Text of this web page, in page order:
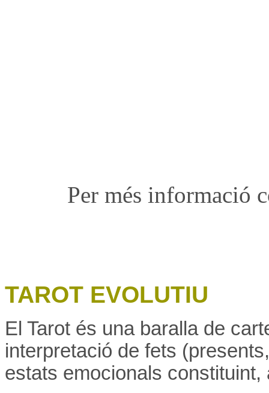
Per més informació
TAROT EVOLUTIU
El Tarot és una baralla de
interpretació de fets
estats emocionals